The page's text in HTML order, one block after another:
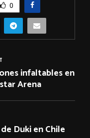
0
infaltables en
Arena
Duki en Chile